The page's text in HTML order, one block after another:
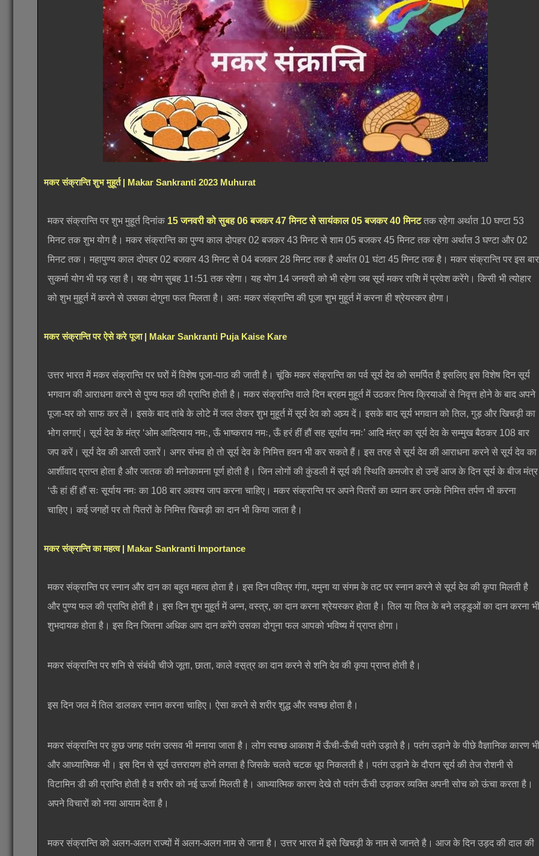
मकर संक्रान्ति शुभ मुहूर्त | Makar Sankranti 2023 Muhurat
मकर संक्रान्ति पर शुभ मुहूर्त दिनांक 15 जनवरी को सुबह 06 बजकर 47 मिनट से सायंकाल 05 बजकर 40 मिनटतक रहेगा अर्थात 10 घण्टा 53
मिनट तक शुभ योग है। मकर संक्रान्ति का पुण्य काल दोपहर 02 बजकर 43 मिनट से शाम 05 बजकर 45 मिनट तक रहेगा अर्थात 3 घण्टा और 02
मिनट तक। महापुण्य काल दोपहर 02 बजकर 43 मिनट से 04 बजकर 28 मिनट तक है अर्थात 01 घंटा 45 मिनट तक है। मकर संक्रान्ति पर इस बार
सुकर्मा योग भी पड़ रहा है। यह योग सुबह 11ः51 तक रहेगा। यह योग 14 जनवरी को भी रहेगा जब सूर्य मकर राशि में प्रवेश करेंगे। किसी भी त्योहार
को शुभ मुहूर्त में करने से उसका दोगुना फल मिलता है। अतः मकर संक्रान्ति की पूजा शुभ मुहूर्त में करना ही श्रेयस्कर होगा।
मकर संक्रान्ति पर ऐसे करे पूजा | Makar Sankranti Puja Kaise Kare
उत्तर भारत में मकर संक्रान्ति पर घरों में विशेष पूजा-पाठ की जाती है। चूंकि मकर संक्रान्ति का पर्व सूर्य देव को समर्पित है इसलिए इस विशेष दिन सूर्य
भगवान की आराधना करने से पुण्य फल की प्राप्ति होती है। मकर संक्रान्ति वाले दिन ब्रहम मुहूर्त में उठकर नित्य क्रियाओं से निवृत्त होने के बाद अपने
पूजा-घर को साफ कर लें। इसके बाद तांबे के लोटे में जल लेकर शुभ मुहूर्त में सूर्य देव को अघ्र्य दें। इसके बाद सूर्य भगवान को तिल, गुड़ और खिचड़ी का
भोग लगाएं। सूर्य देव के मंत्र ‘ओम आदित्याय नमः, ऊँ भाष्कराय नमः, ऊँ हरं हीं हौं सह सूर्याय नमः’ आदि मंत्र का सूर्य देव के सम्मुख बैठकर 108 बार
जप करें। सूर्य देव की आरती उतारें। अगर संभव हो तो सूर्य देव के निमित्त हवन भी कर सकते हैं। इस तरह से सूर्य देव की आराधना करने से सूर्य देव का
आर्शीवाद प्राप्त होता है और जातक की मनोकामना पूर्ण होती है। जिन लोगों की कुंडली में सूर्य की स्थिति कमजोर हो उन्हें आज के दिन सूर्य के बीज मंत्र
‘ऊँ हां हीं हौं सः सूर्याय नमः का 108 बार अवश्य जाप करना चाहिए। मकर संक्रान्ति पर अपने पितरों का ध्यान कर उनके निमित्त तर्पण भी करना
चाहिए। कई जगहों पर तो पितरों के निमित्त खिचड़ी का दान भी किया जाता है।
मकर संक्रान्ति का महत्व | Makar Sankranti Importance
मकर संक्रान्ति पर स्नान और दान का बहुत महत्व होता है। इस दिन पवित्र गंगा, यमुना या संगम के तट पर स्नान करने से सूर्य देव की कृपा मिलती है
और पुण्य फल की प्राप्ति होती है। इस दिन शुभ मुहूर्त में अन्न, वस्त्र, का दान करना श्रेयस्कर होता है। तिल या तिल के बने लड्डुओं का दान करना
शुभदायक होता है। इस दिन जितना अधिक आप दान करेंगे उसका दोगुना फल आपको भविष्य में प्राप्त होगा।
मकर संक्रान्ति पर शनि से संबंधी चीजे जूता, छाता, काले वस़्त्र का दान करने से शनि देव की कृपा प्राप्त होती है।
इस दिन जल में तिल डालकर स्नान करना चाहिए। ऐसा करने से शरीर शुद्ध और स्वच्छ होता है।
मकर संक्रान्ति पर कुछ जगह पतंग उत्सव भी मनाया जाता है। लोग स्वच्छ आकाश में ऊँची-ऊँची पतंगे उड़ाते है। पतंग उड़ाने के पीछे वैज्ञानिक कारण
और आध्यात्मिक भी। इस दिन से सूर्य उत्तरायण होने लगता है जिसके चलते चटक धूप निकलती है। पतंग उड़ाने के दौरान सूर्य की तेज रोशनी से
विटामिन डी की प्राप्ति होती है व शरीर को नई ऊर्जा मिलती है। आध्यात्मिक कारण देखे तो पतंग ऊँची उड़ाकर व्यक्ति अपनी सोच को ऊंचा करता है।
अपने विचारों को नया आयाम देता है।
मकर संक्रान्ति को अलग-अलग राज्यों में अलग-अलग नाम से जाना है। उत्तर भारत में इसे खिचड़ी के नाम से जानते है। आज के दिन उड़द की दाल की